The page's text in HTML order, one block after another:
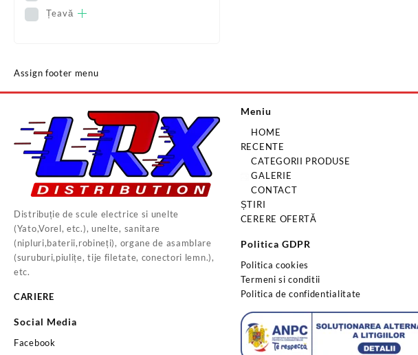
Țeavă
Assign footer menu
Distribuție de scule electrice si unelte
(Yato,Vorel, etc.), unelte, sanitare
(nipluri,baterii,robineți), organe de asamblare
(suruburi,piulițe, tije filetate, conectori lemn.),
etc.
CARIERE
Social Media
Facebook
Meniu
HOME
RECENTE
CATEGORII PRODUSE
GALERIE
CONTACT
ȘTIRI
CERERE OFERTĂ
Politica GDPR
Politica cookies
Termeni si conditii
Politica de confidentialitate